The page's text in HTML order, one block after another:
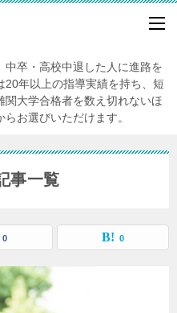
卒・高校中退した人に進路を
年以上の指導実績を持ち、短
大学合格者を数え切れないほ
お選びいただけます。
事一覧
0 0